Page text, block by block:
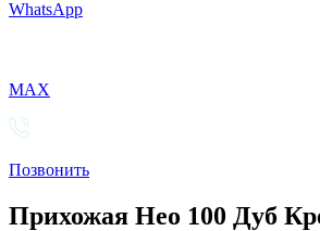
WhatsApp
MAX
Позвонить
Прихожая Нео 100 Дуб